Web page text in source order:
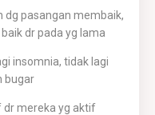
pasangan membaik,
dr pada yg lama
insomnia, tidak lagi
bugar
dr mereka yg aktif